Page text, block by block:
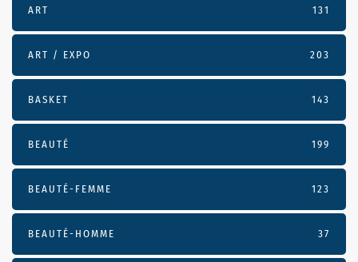
ART 131
ART / EXPO 203
BASKET 143
BEAUTÉ 199
BEAUTÉ-FEMME 123
BEAUTÉ-HOMME 37